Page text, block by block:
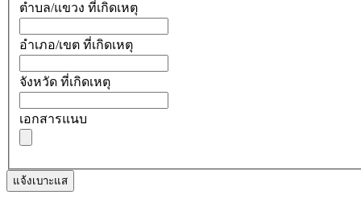
ตำบล/แขวง ที่เกิดเหตุ
อำเภอ/เขต ที่เกิดเหตุ
จังหวัด ที่เกิดเหตุ
เอกสารแนบ
แจ้งเบาะแส